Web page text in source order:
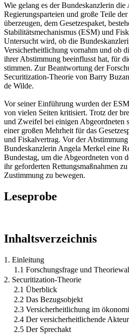
Wie gelang es der Bundeskanzlerin die
Regierungsparteien und große Teile
überzeugen, dem Gesetzespaket,
Stabilitätsmechanismus (ESM) und
Untersucht wird, ob die
Versicherheitlichung vornahm und ob
ihrer Abstimmung beeinflusst hat, für
stimmen. Zur Beantwortung der
Securitization-Theorie von Barry
de Wilde.
Vor seiner Einführung wurden der
von vielen Seiten kritisiert. Trotz der
und Zweifel bei einigen Abgeordneten
einer großen Mehrheit für das
und Fiskalvertrag. Vor der
Bundeskanzlerin Angela Merkel eine
Bundestag, um die Abgeordneten von
ihr geforderten Rettungsmaßnahmen
Zustimmung zu bewegen.
Leseprobe
Inhaltsverzeichnis
1. Einleitung
1.1 Forschungsfrage und
2. Securitization-Theorie
2.1 Überblick
2.2 Das Bezugsobjekt
2.3 Versicherheitlichung im
2.4 Der versicherheitlichende Akteur
2.5 Der Sprechakt